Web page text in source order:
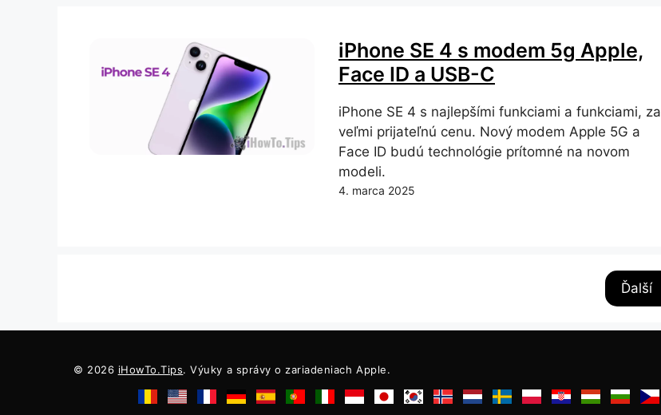
iPhone SE 4 s modem 5g Apple,
Face ID a USB-C
iPhone SE 4 s najlepšími funkciami a funkciami, za
veľmi prijateľnú cenu. Nový modem Apple 5G a
Face ID budú technológie prítomné na novom
modeli.
4. marca 2025
Ďalší
© 2026 iHowTo.Tips. Výuky a správy o zariadeniach Apple.